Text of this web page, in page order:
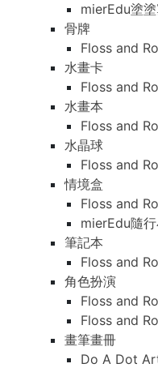
mierEdu塗
骨牌
Floss and
水畫卡
Floss and
水畫本
Floss and
水晶球
Floss and
情境盒
Floss and
mierEdu隨
筆記本
Floss and
角色扮演
Floss and
Floss and
畫筆畫冊
Do A Dot